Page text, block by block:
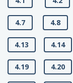
4.7 4.8
4.13 4.14
4.19 4.20